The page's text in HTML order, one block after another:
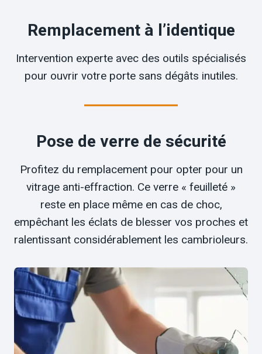
Remplacement à l’identique
Intervention experte avec des outils spécialisés
pour ouvrir votre porte sans dégâts inutiles.
Pose de verre de sécurité
Profitez du remplacement pour opter pour un
vitrage anti-effraction. Ce verre « feuilleté »
reste en place même en cas de choc,
empêchant les éclats de blesser vos proches et
ralentissant considérablement les cambrioleurs.